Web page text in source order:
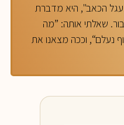
הכאב", היא מדברת
שאלתי אותה: ”מה
נעלם“, וככה מצאנו את